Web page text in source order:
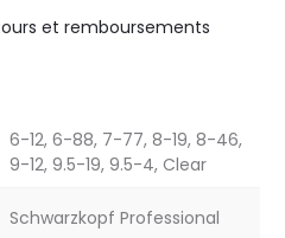
et remboursements
6-12, 6-88, 7-77, 8-19, 8-46,
9-12, 9.5-19, 9.5-4, Clear
Schwarzkopf Professional